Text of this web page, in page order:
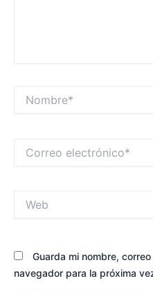
electrónico*
Guarda mi nombre,
navegador para la próxima